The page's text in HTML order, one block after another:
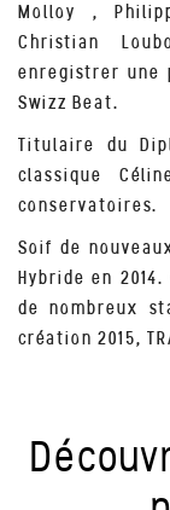
Molloy ,
Christian
enregistrer une
Swizz Beat.
Titulaire du
classique
conservatoires.
Soif de
Hybride en
de nombreux
création 2015,